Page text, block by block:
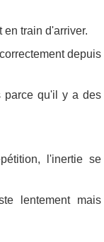
en train d'arriver.
depuis
parce qu'il y a des
l'inertie se
lentement mais